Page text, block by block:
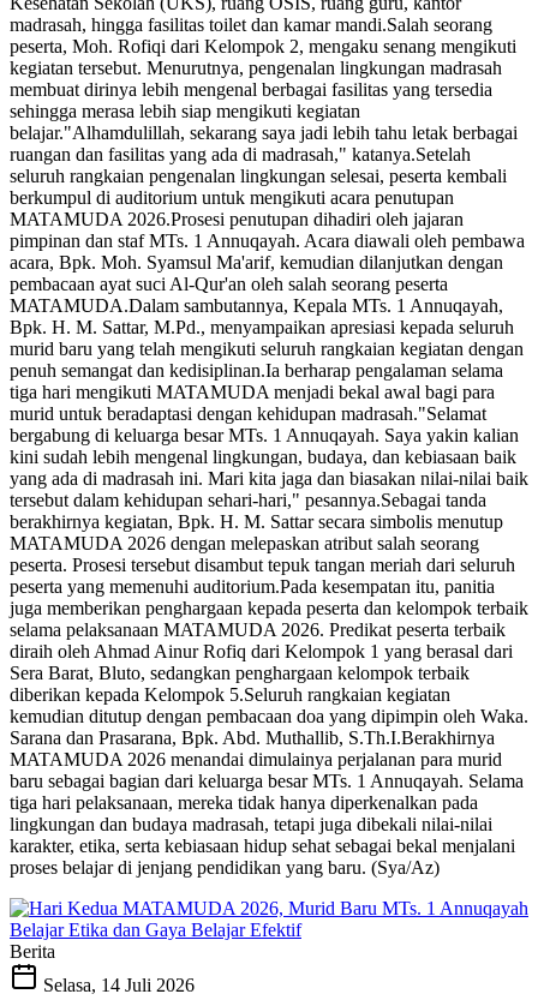
madrasah, hingga fasilitas toilet dan kamar mandi.Salah seorang
peserta, Moh. Rofiqi dari Kelompok 2, mengaku senang mengikuti
kegiatan tersebut. Menurutnya, pengenalan lingkungan madrasah
membuat dirinya lebih mengenal berbagai fasilitas yang tersedia
sehingga merasa lebih siap mengikuti kegiatan
belajar."Alhamdulillah, sekarang saya jadi lebih tahu letak berbagai
ruangan dan fasilitas yang ada di madrasah," katanya.Setelah
seluruh rangkaian pengenalan lingkungan selesai, peserta kembali
berkumpul di auditorium untuk mengikuti acara penutupan
MATAMUDA 2026.Prosesi penutupan dihadiri oleh jajaran
pimpinan dan staf MTs. 1 Annuqayah. Acara diawali oleh pembawa
acara, Bpk. Moh. Syamsul Ma'arif, kemudian dilanjutkan dengan
pembacaan ayat suci Al-Qur'an oleh salah seorang peserta
MATAMUDA.Dalam sambutannya, Kepala MTs. 1 Annuqayah,
Bpk. H. M. Sattar, M.Pd., menyampaikan apresiasi kepada seluruh
murid baru yang telah mengikuti seluruh rangkaian kegiatan dengan
penuh semangat dan kedisiplinan.Ia berharap pengalaman selama
tiga hari mengikuti MATAMUDA menjadi bekal awal bagi para
murid untuk beradaptasi dengan kehidupan madrasah."Selamat
bergabung di keluarga besar MTs. 1 Annuqayah. Saya yakin kalian
kini sudah lebih mengenal lingkungan, budaya, dan kebiasaan baik
yang ada di madrasah ini. Mari kita jaga dan biasakan nilai-nilai baik
tersebut dalam kehidupan sehari-hari," pesannya.Sebagai tanda
berakhirnya kegiatan, Bpk. H. M. Sattar secara simbolis menutup
MATAMUDA 2026 dengan melepaskan atribut salah seorang
peserta. Prosesi tersebut disambut tepuk tangan meriah dari seluruh
peserta yang memenuhi auditorium.Pada kesempatan itu, panitia
juga memberikan penghargaan kepada peserta dan kelompok terbaik
selama pelaksanaan MATAMUDA 2026. Predikat peserta terbaik
diraih oleh Ahmad Ainur Rofiq dari Kelompok 1 yang berasal dari
Sera Barat, Bluto, sedangkan penghargaan kelompok terbaik
diberikan kepada Kelompok 5.Seluruh rangkaian kegiatan
kemudian ditutup dengan pembacaan doa yang dipimpin oleh Waka.
Sarana dan Prasarana, Bpk. Abd. Muthallib, S.Th.I.Berakhirnya
MATAMUDA 2026 menandai dimulainya perjalanan para murid
baru sebagai bagian dari keluarga besar MTs. 1 Annuqayah. Selama
tiga hari pelaksanaan, mereka tidak hanya diperkenalkan pada
lingkungan dan budaya madrasah, tetapi juga dibekali nilai-nilai
karakter, etika, serta kebiasaan hidup sehat sebagai bekal menjalani
proses belajar di jenjang pendidikan yang baru. (Sya/Az)
Berita
Selasa, 14 Juli 2026